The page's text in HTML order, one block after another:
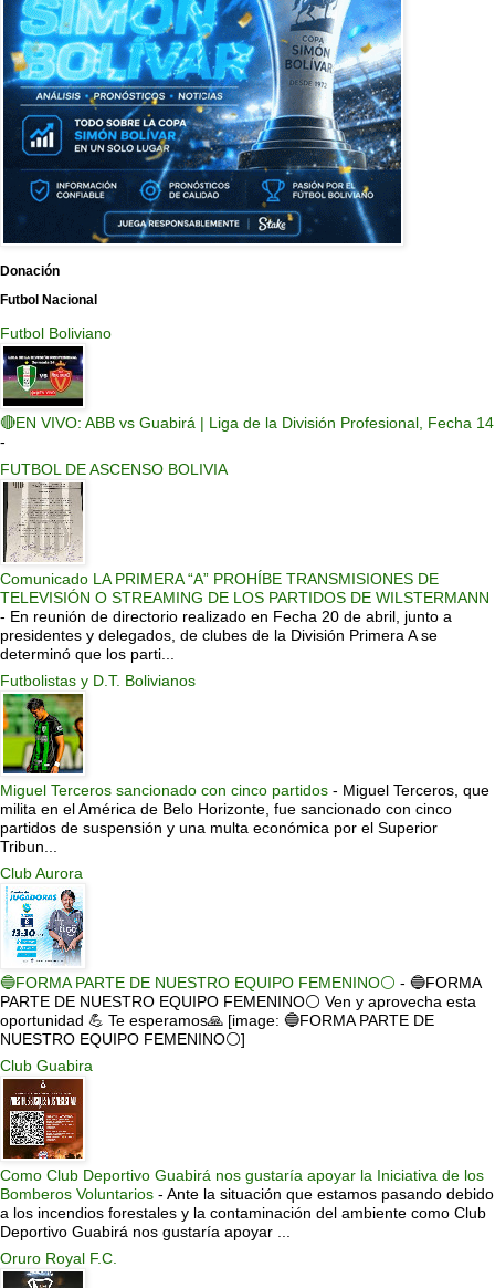
Donación
Futbol Nacional
Futbol Boliviano
🔴EN VIVO: ABB vs Guabirá | Liga de la División Profesional, Fecha 14
-
FUTBOL DE ASCENSO BOLIVIA
Comunicado LA PRIMERA “A” PROHÍBE TRANSMISIONES DE
TELEVISIÓN O STREAMING DE LOS PARTIDOS DE WILSTERMANN
- En reunión de directorio realizado en Fecha 20 de abril, junto a
presidentes y delegados, de clubes de la División Primera A se
determinó que los parti...
Futbolistas y D.T. Bolivianos
Miguel Terceros sancionado con cinco partidos - Miguel Terceros, que
milita en el América de Belo Horizonte, fue sancionado con cinco
partidos de suspensión y una multa económica por el Superior
Tribun...
Club Aurora
🔵FORMA PARTE DE NUESTRO EQUIPO FEMENINO⚪ - 🔵FORMA
PARTE DE NUESTRO EQUIPO FEMENINO⚪ Ven y aprovecha esta
oportunidad 💪 Te esperamos🙏 [image: 🔵FORMA PARTE DE
NUESTRO EQUIPO FEMENINO⚪]
Club Guabira
Como Club Deportivo Guabirá nos gustaría apoyar la Iniciativa de los
Bomberos Voluntarios - Ante la situación que estamos pasando debido
a los incendios forestales y la contaminación del ambiente como Club
Deportivo Guabirá nos gustaría apoyar ...
Oruro Royal F.C.